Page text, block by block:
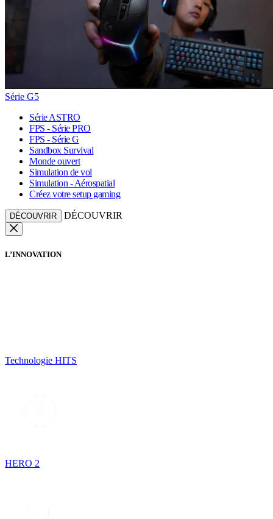
Série G5
Série ASTRO
FPS - Série PRO
FPS - Série G
Sandbox Survival
Monde ouvert
Simulation de vol
Simulation - Aérospatial
Créez votre setup gaming
DÉCOUVRIR DÉCOUVRIR
L’INNOVATION
Technologie HITS
HERO 2